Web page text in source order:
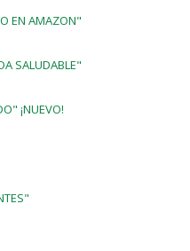
EN AMAZON"
SALUDABLE"
¡NUEVO!